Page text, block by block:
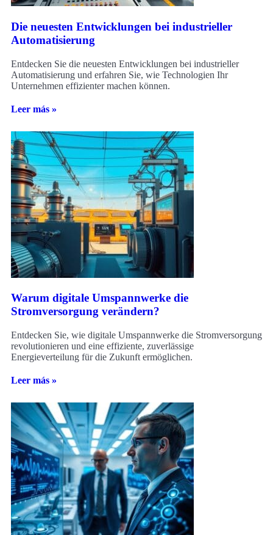
Die neuesten Entwicklungen bei industrieller
Automatisierung
Entdecken Sie die neuesten Entwicklungen bei industrieller
Automatisierung und erfahren Sie, wie Technologien Ihr
Unternehmen effizienter machen können.
Leer más »
Warum digitale Umspannwerke die
Stromversorgung verändern?
Entdecken Sie, wie digitale Umspannwerke die Stromversorgung
revolutionieren und eine effiziente, zuverlässige
Energieverteilung für die Zukunft ermöglichen.
Leer más »